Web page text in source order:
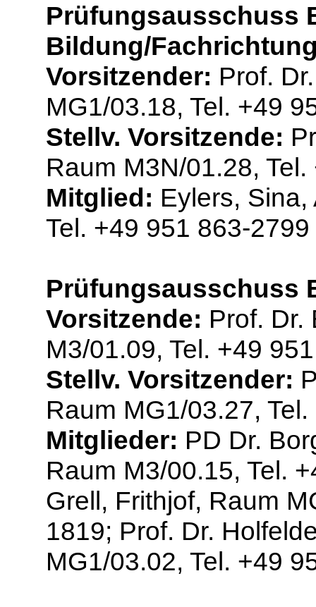
Prüfungsausschuss
Bildung/
Vorsitzender: Prof.
MG1/03.18, Tel. +49
Stellv. Vorsitzende:
Raum M3N/01.28,
Mitglied: Eylers, Sina,
Tel. +49 951 863-2799
Prüfungsausschuss
Vorsitzende: Prof. Dr.
M3/01.09, Tel. +49
Stellv. Vorsitzender:
Raum MG1/03.27,
Mitglieder: PD Dr.
Raum M3/00.15, Tel.
Grell, Frithjof, Raum
1819; Prof. Dr.
MG1/03.02, Tel. +49